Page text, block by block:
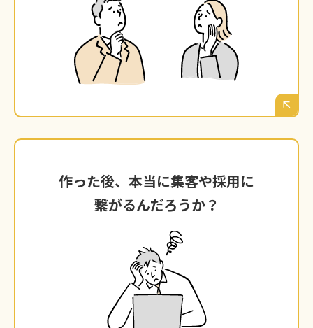
料金プランを見ても、金額の幅が広くて結局い
くらかかるのかが不透明。長野での適正価格は
どれくらいなのか、できるだけコストは抑えた
いけれど、安かろう悪かろうでは困る…という
のが正直なところだと思います。
作った後、本当に集客や採用に
繋がるんだろうか？
作った後、本当に集客や採用に
繋がるんだろうか？
これが一番の不安かもしれません。時間とお金
をかけて作ったホームページが、ただの”Web
上のパンフレット”で終わってしまわないか。本
当にビジネスの成果として返ってくるのか、確